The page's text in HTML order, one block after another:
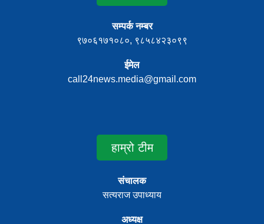
सम्पर्क नम्बर
९७०६१७१०८०, ९८५८४२३०९९
ईमेल
call24news.media@gmail.com
हाम्रो टीम
संचालक
सत्यराज उपाध्याय
अध्यक्ष